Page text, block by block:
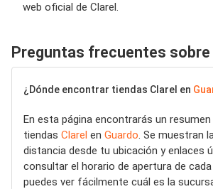
web oficial de Clarel.
Preguntas frecuentes sobre
¿Dónde encontrar tiendas Clarel en
En esta página encontrarás un
tiendas Clarel en Guardo. Se muestran
distancia desde tu ubicación y enlaces
consultar el horario de apertura de
puedes ver fácilmente cuál es la